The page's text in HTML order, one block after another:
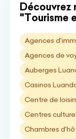
Découvrez
"Tourisme
Agences
Agences de
Auberges
Casinos
Centre de
Centres
Chambres